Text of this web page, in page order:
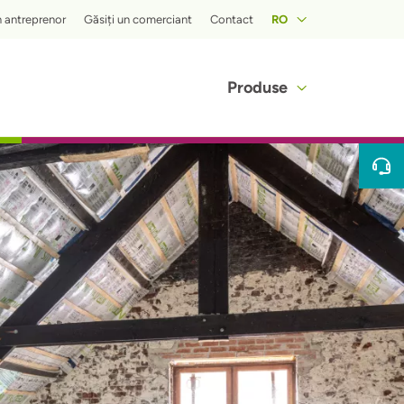
antreprenor Găsiți un comerciant Contact RO
Produse